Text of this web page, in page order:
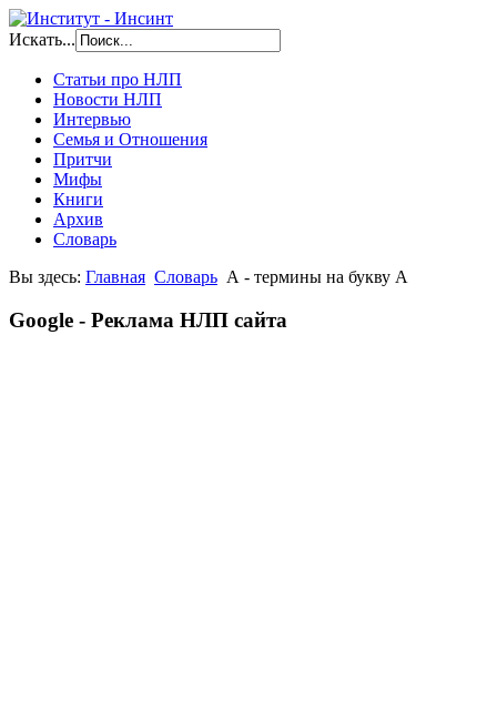
Искать...
Статьи про НЛП
Новости НЛП
Интервью
Семья и Отношения
Притчи
Мифы
Книги
Архив
Словарь
Вы здесь: Главная Словарь А - термины на букву А
Google - Реклама НЛП сайта